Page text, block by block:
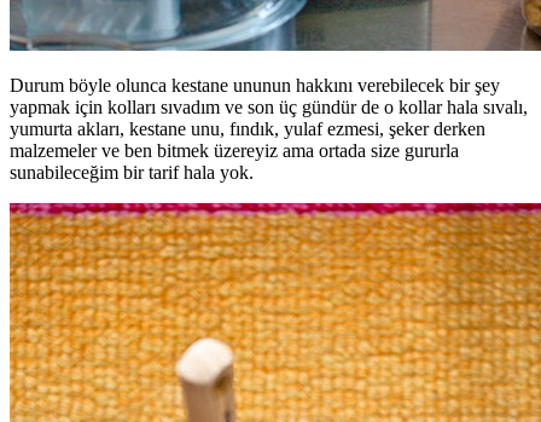
Durum böyle olunca kestane ununun hakkını verebilecek bir şey
yapmak için kolları sıvadım ve son üç gündür de o kollar hala sıvalı,
yumurta akları, kestane unu, fındık, yulaf ezmesi, şeker derken
malzemeler ve ben bitmek üzereyiz ama ortada size gururla
sunabileceğim bir tarif hala yok.